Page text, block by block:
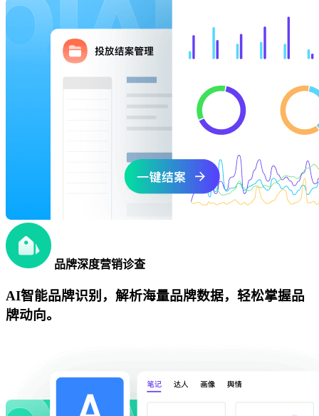
品牌深度营销诊查
AI智能品牌识别，解析海量品牌数据，轻松掌握品
牌动向。